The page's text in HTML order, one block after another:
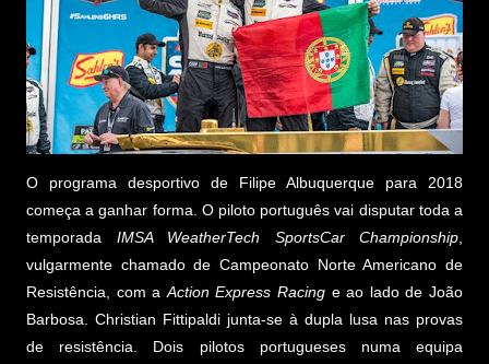
O programa desportivo de Filipe Albuquerque para 2018
começa a ganhar forma. O piloto português vai disputar toda a
temporada IMSA WeatherTech SportsCar Championship
vulgarmente chamado de Campeonato Norte Americano de
Resistência, com a Action Express Racing e ao lado de João
Barbosa. Christian Fittipaldi junta-se à dupla lusa nas provas
de resistência. Dois pilotos portugueses numa equipa